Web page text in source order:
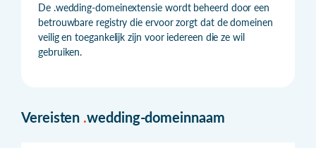
De .wedding-domeinextensie wordt beheerd door een
betrouwbare registry die ervoor zorgt dat de domeinen
veilig en toegankelijk zijn voor iedereen die ze wil
gebruiken.
Vereisten .wedding-domeinnaam